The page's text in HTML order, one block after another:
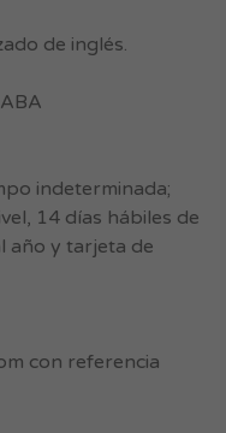
de inglés.
indeterminada;
14 días hábiles de
año y tarjeta de
con referencia